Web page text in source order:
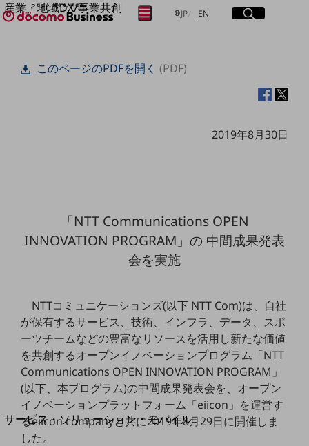
産業・地域DX/事業共創
OPEN HUB for Plural Futures
OPEN HUB for Plural Futuresとは
Smart Healthcare
Smart Industry
Smart Mobility
Smart Worksite
地域社会を支える皆さまと地域課題の解決や
地域経済のさらなる活性化に取り組みます
自治体・地域社会との共創
LGPF(Local Government Platform)
別ウィンドウで開きます
サービス・ソリューション・モバイル
サービス・ソリューションTOP
JP日本語
EN Englishサイト内検索
開く
メニュー
開く
フリーワードを入力して探す
検索する
このページのPDFを開く(PDF)
2019年8月30日
「NTT Communications OPEN
INNOVATION PROGRAM」の 中間成果発表
会を実施
NTTコミュニケーションズ(以下 NTT Com)は、自社
が保有するサービス、技術、インフラ、データ、スポ
ーツチームなどの豊富なリソースを活用し新たな価値
を共創するオープンイノベーションプログラム「NTT
Communications OPEN INNOVATION PROGRAM」
(以下、本プログラム)の中間成果発表会を、オープン
イノベーションプラットフォーム「eiicon」を運営す
るeiicon companyと共に2019年8月29日に開催しま
した。